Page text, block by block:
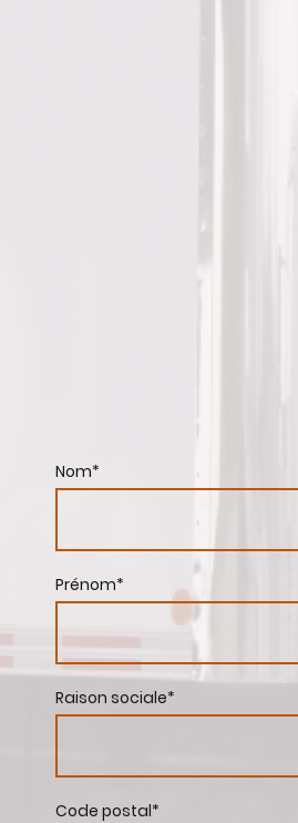
Nom*
Prénom*
Raison sociale*
Code postal*